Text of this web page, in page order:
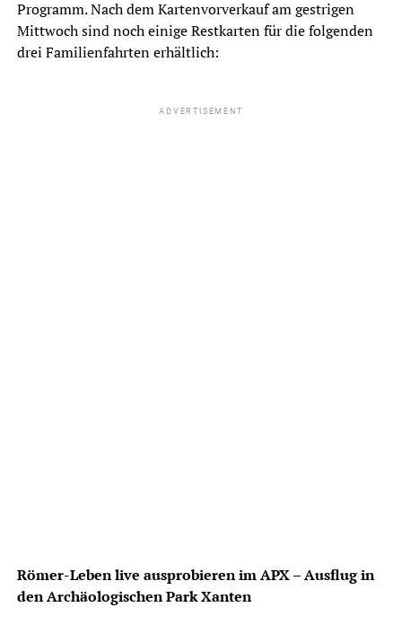
Programm. Nach dem Kartenvorverkauf am gestrigen
Mittwoch sind noch einige Restkarten für die folgenden
drei Familienfahrten erhältlich:
ADVERTISEMENT
Römer-Leben live ausprobieren im APX – Ausflug in
den Archäologischen Park Xanten